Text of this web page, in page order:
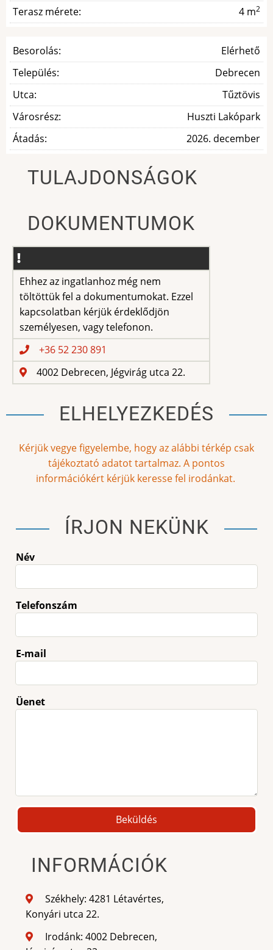
Terasz mérete: 4 m2
Besorolás:
Elérhető
Település:
Debrecen
Utca:
Tűztövis
Városrész:
Huszti Lakópark
Átadás:
2026. december
TULAJDONSÁGOK
DOKUMENTUMOK
Ehhez az ingatlanhoz még nem
töltöttük fel a dokumentumokat. Ezzel
kapcsolatban kérjük érdeklődjön
személyesen, vagy telefonon.
+36 52 230 891
4002 Debrecen, Jégvirág utca 22.
ELHELYEZKEDÉS
Kérjük vegye figyelembe, hogy az alábbi térkép csak
tájékoztató adatot tartalmaz. A pontos
információkért kérjük keresse fel irodánkat.
ÍRJON NEKÜNK
Név
Telefonszám
E-mail
Üenet
INFORMÁCIÓK
Székhely: 4281 Létavértes,
Konyári utca 22.
Irodánk: 4002 Debrecen,